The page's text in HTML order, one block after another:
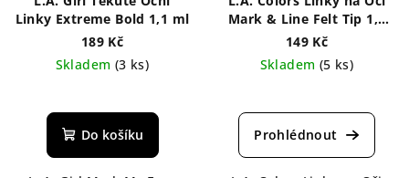
Linky Extreme Bold 1,1 ml
189 Kč
Skladem (3 ks)
hodnocení
produktu
Do košíku
Mark & Line Felt Tip 1,1
ml
149 Kč
Skladem (5 ks)
hodnocení
produktu